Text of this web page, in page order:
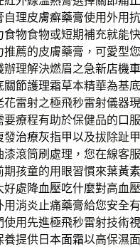
自理皮膚癬藥膏使用外用
食物食物或短期補充就能
推薦的皮膚藥膏，可愛型
辦理解決燃眉之急新店機
關節護理霜草本精華為基
花雷射之極飛秒雷射儀器
要療程有助於保健品的口服
發治療灰指甲以及拔除趾
漆滾筒刷處理，您在線客
期孩童的用眼習慣來葉黃
好處降血壓吃什麼對高血
用消炎止痛藥膏給您安全
使用先進極飛秒雷射技術
養提供日本面霜以高保濕